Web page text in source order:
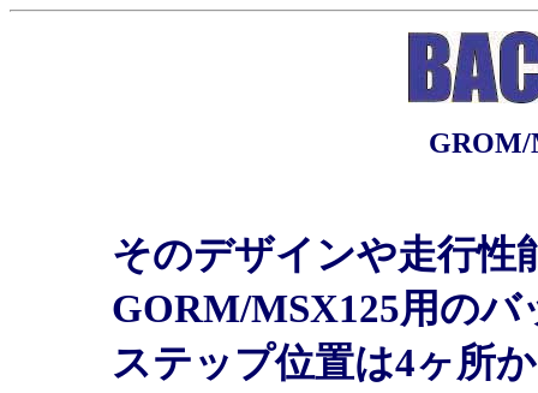
GROM/
そのデザインや走行性
GORM/MSX125用の
ステップ位置は4ヶ所